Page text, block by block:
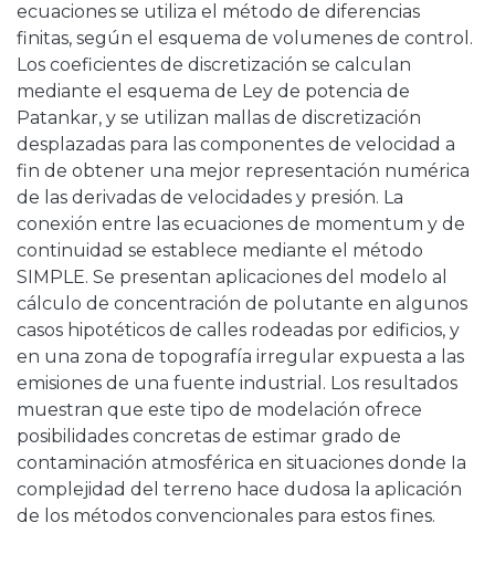
ecuaciones se utiliza el método de diferencias
finitas, según el esquema de volumenes de control.
Los coeficientes de discretización se calculan
mediante el esquema de Ley de potencia de
Patankar, y se utilizan mallas de discretización
desplazadas para las componentes de velocidad a
fin de obtener una mejor representación numérica
de las derivadas de velocidades y presión. La
conexión entre las ecuaciones de momentum y de
continuidad se establece mediante el método
SIMPLE. Se presentan aplicaciones del modelo al
cálculo de concentración de polutante en algunos
casos hipotéticos de calles rodeadas por edificios, y
en una zona de topografía irregular expuesta a las
emisiones de una fuente industrial. Los resultados
muestran que este tipo de modelación ofrece
posibilidades concretas de estimar grado de
contaminación atmosférica en situaciones donde Ia
complejidad del terreno hace dudosa la aplicación
de los métodos convencionales para estos fines.